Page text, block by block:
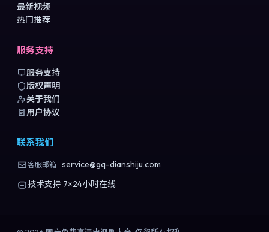
最新视频
热门推荐
服务支持
服务支持
版权声明
关于我们
用户协议
联系我们
客服邮箱 service@gq-dianshiju.com
技术支持 7×24小时在线